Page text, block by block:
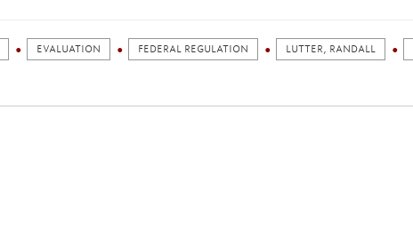
EVALUATION FEDERAL REGULATION LUTTER, RANDALL